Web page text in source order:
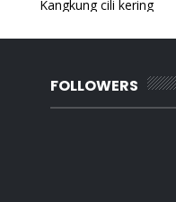
Kangkung cili kering
Lepak petang di Edry
Tempek apa pun,
Selesai vaksin dos
Renew domain
FOLLOWERS